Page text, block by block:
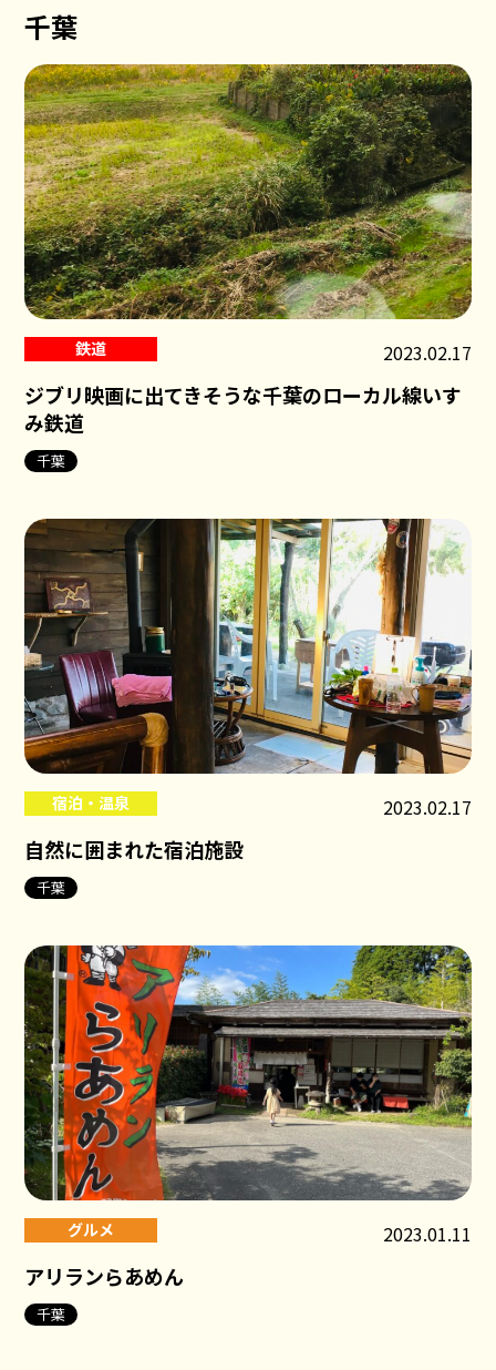
千葉
鉄道 2023.02.17
ジブリ映画に出てきそうな千葉のローカル線いす
み鉄道
千葉
宿泊・温泉 2023.02.17
自然に囲まれた宿泊施設
千葉
グルメ 2023.01.11
アリランらあめん
千葉